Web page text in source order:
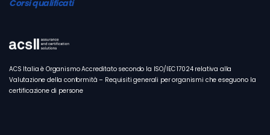
Corsi qualificati
ACS Italia è Organismo Accreditato secondo la ISO/IEC 17024 relativa alla
Valutazione della conformità – Requisiti generali per organismi che eseguono la
certificazione di persone